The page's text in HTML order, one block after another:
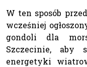
W ten sposób
wcześniej
gondoli dla
Szczecinie, aby
energetyki